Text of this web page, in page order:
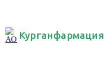
Курганфармация